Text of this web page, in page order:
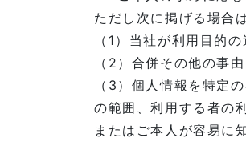
ただし次に掲げる場合
（1）当社が利用目的
（2）合併その他の事
（3）個人情報を特定
の範囲、利用する者の
またはご本人が容易に